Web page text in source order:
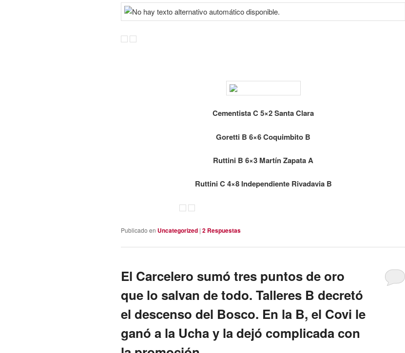
Cementista C 5×2 Santa Clara
Goretti B 6×6 Coquimbito B
Ruttini B 6×3 Martín Zapata A
Ruttini C 4×8 Independiente Rivadavia B
Publicado en Uncategorized | 2 Respuestas
El Carcelero sumó tres puntos de oro
que lo salvan de todo. Talleres B decretó
el descenso del Bosco. En la B, el Covi le
ganó a la Ucha y la dejó complicada con